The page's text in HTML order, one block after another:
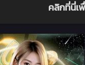
คลิกที่นี่เ